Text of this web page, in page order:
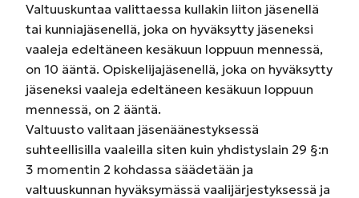
Valtuuskuntaa valittaessa kullakin liiton jäsenellä
tai kunniajäsenellä, joka on hyväksytty jäseneksi
vaaleja edeltäneen kesäkuun loppuun mennessä,
on 10 ääntä. Opiskelijajäsenellä, joka on hyväksytty
jäseneksi vaaleja edeltäneen kesäkuun loppuun
mennessä, on 2 ääntä.
Valtuusto valitaan jäsenäänestyksessä
suhteellisilla vaaleilla siten kuin yhdistyslain 29 §:n
3 momentin 2 kohdassa säädetään ja
valtuuskunnan hyväksymässä vaalijärjestyksessä ja